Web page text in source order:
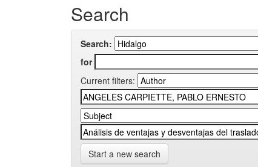
Search
Search:
for
Current filters:
Start a new search